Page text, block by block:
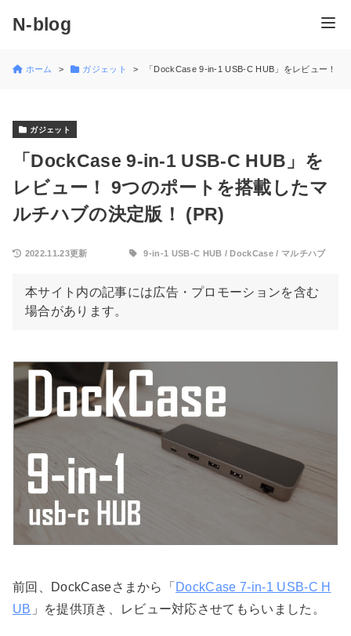
N-blog
ホーム ガジェット 「DockCase 9-in-1 USB-C HUB」をレビュー！
ガジェット
「DockCase 9-in-1 USB-C HUB」を
レビュー！ 9つのポートを搭載したマ
ルチハブの決定版！ (PR)
2022.11.23更新 9-in-1 USB-C HUB /DockCase / マルチハブ
本サイト内の記事には広告・プロモーションを含む
場合があります。
前回、DockCaseさまから「 DockCase 7-in-1 USB-C H
UB 」を提供頂き、レビュー対応させてもらいました。